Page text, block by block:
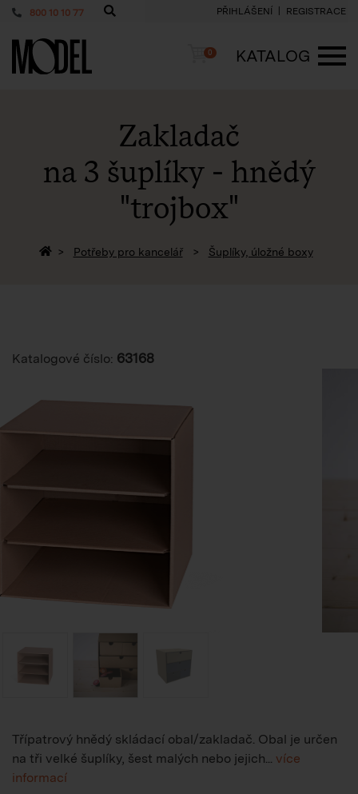
800 10 10 77 PŘIHLÁŠENÍ REGISTRACE
PackShop Košík
0
KATALOG
Zakladač
na 3 šuplíky - hnědý
"trojbox"
Zpět na homepage
Potřeby pro kancelář Šuplíky, úložné boxy
Katalogové číslo: 63168
Třípatrový hnědý skládací obal/zakladač. Obal je určen
na tři velké šuplíky, šest malých nebo jejich... více
informací